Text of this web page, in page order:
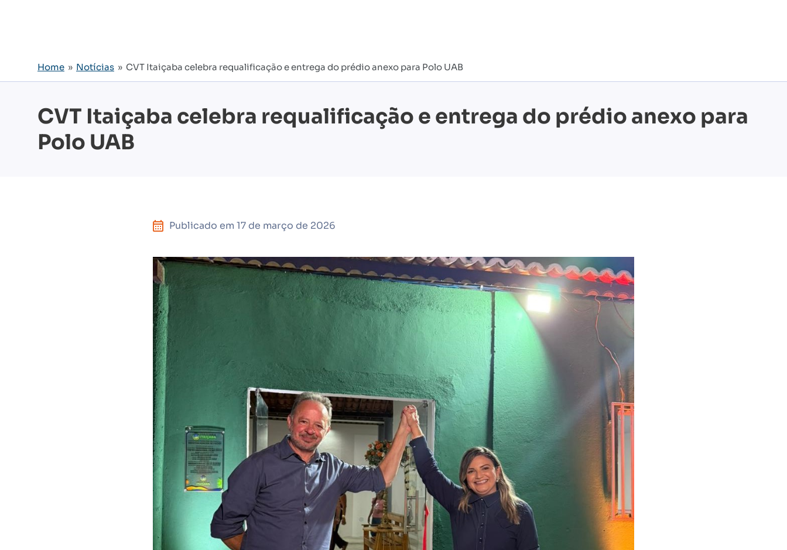
Home » Notícias » CVT Itaiçaba celebra requalificação e entrega do prédio anexo para Polo UAB
CVT Itaiçaba celebra requalificação e entrega do prédio anexo para
Polo UAB
Publicado em 17 de março de 2026